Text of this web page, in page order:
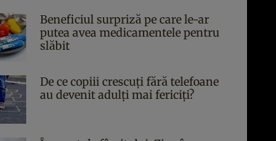
Beneficiul surpriză pe care le-ar
putea avea medicamentele pentru
slăbit
De ce copiii crescuți fără telefoane
au devenit adulți mai fericiți?